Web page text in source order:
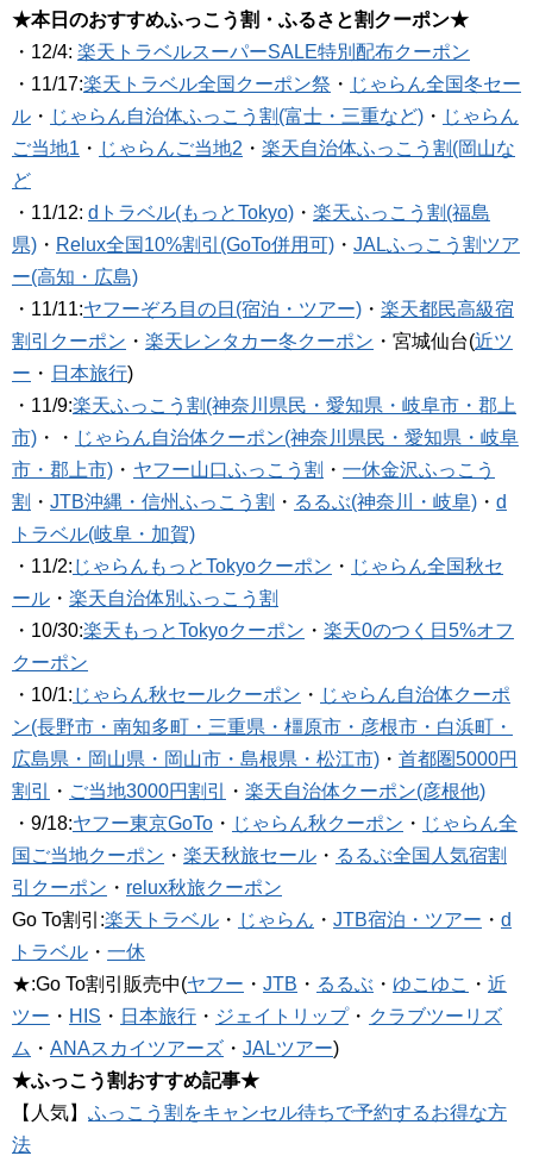
★本日のおすすめふっこう割・ふるさと割クーポン★
・12/4: 楽天トラベルスーパーSALE特別配布クーポン
・11/17:楽天トラベル全国クーポン祭 ・ じゃらん全国冬セー
ル ・ じゃらん自治体ふっこう割(富士・三重など) ・ じゃらん
ご当地1 ・ じゃらんご当地2 ・ 楽天自治体ふっこう割(岡山な
ど
・11/12: dトラベル(もっとTokyo) ・ 楽天ふっこう割(福島
県) ・ Relux全国10%割引(GoTo併用可) ・ JALふっこう割ツア
ー(高知・広島)
・11/11:ヤフーぞろ目の日(宿泊・ツアー) ・ 楽天都民高級宿
割引クーポン ・ 楽天レンタカー冬クーポン ・宮城仙台(近ツ
ー ・ 日本旅行)
・11/9:楽天ふっこう割(神奈川県民・愛知県・岐阜市・郡上
市) ・・ じゃらん自治体クーポン(神奈川県民・愛知県・岐阜
市・郡上市) ・ ヤフー山口ふっこう割 ・ 一休金沢ふっこう
割 ・ JTB沖縄・信州ふっこう割 ・ るるぶ(神奈川・岐阜) ・ d
トラベル(岐阜・加賀)
・11/2: じゃらんもっとTokyoクーポン ・ じゃらん全国秋セ
ール ・ 楽天自治体別ふっこう割
・10/30:楽天もっとTokyoクーポン ・ 楽天0のつく日5%オフ
クーポン
・10/1: じゃらん秋セールクーポン ・ じゃらん自治体クーポ
ン(長野市・南知多町・三重県・橿原市・彦根市・白浜町・
広島県・岡山県・岡山市・島根県・松江市) ・ 首都圏5000円
割引
・ ご当地3000円割引 ・ 楽天自治体クーポン(彦根他)
・9/18:ヤフー東京GoTo ・ じゃらん秋クーポン ・ じゃらん全
国ご当地クーポン ・ 楽天秋旅セール ・ るるぶ全国人気宿割
引クーポン ・ relux秋旅クーポン
Go To割引:楽天トラベル ・ じゃらん ・ JTB宿泊・ツアー ・ d
トラベル ・ 一休
★:Go To割引販売中(ヤフー ・ JTB ・ るるぶ ・ ゆこゆこ ・ 近
ツー ・ HIS ・ 日本旅行 ・ ジェイトリップ・ クラブツーリズ
ム ・ ANAスカイツアーズ ・ JALツアー)
★ふっこう割おすすめ記事★
【人気】 ふっこう割をキャンセル待ちで予約するお得な方
法